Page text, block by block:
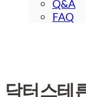
Q&A
FAQ
닥터스테